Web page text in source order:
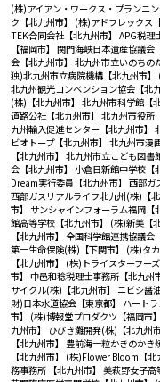
(株)アイアン・ワークス・プランニン
ク【北九州市】 (株)アドフレックス
TEK合同会社【北九州市】 APG税理
【福岡市】 関門海峡日本遺産協議会
会【北九州市】 北九州市立いのちの
独)北九州市立病院機構【北九州市】
北九州観光コンベンション協会【北
(株)【北九州市】 北九州市科学館【
道路公社【北九州市】 北九州市役所
九州輸入促進センター【北九州市】
ビオトープ【北九州市】 北九州市漫
【北九州市】 北九州市立こども図書
会【北九州市】 小倉日新館中学校【
Dream実行委員【北九州市】 西部ガ
西部ガスリアルライフ北九州(株)【北
市】 サンシャインフォーラム福岡【
館高等学校【北九州市】 (株)新美【
【北九州市】 全国科学館連携協議会
第一生命保険(株)【下関市】 (株)タ
【北九州市】 (株)トライスターフー
市】 中邑和稔税理士事務所【北九州
サイクル(株)【北九州市】 ニビシ醤
財)日本水道協会【東京都】 ハート
市】 (株)博報堂プロダクツ【福岡市】
九州市】 ひびき灘開発(株)【北九州市
【北九州市】 豊前海一粒かきのかき
【北九州市】 (株)Flower Bloom【北
務事務所 【北九州市】 美萩野女子高